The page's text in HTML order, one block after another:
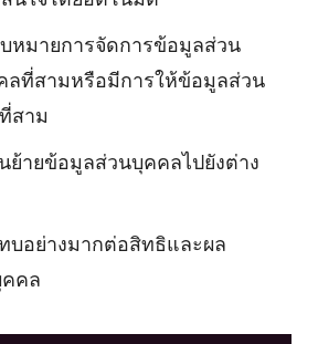
มายการจัดการข้อมูลส่วน
ที่สามหรือมีการให้ข้อมูลส่วน
สาม
ายข้อมูลส่วนบุคคลไปยังต่าง
อย่างมากต่อสิทธิและผล
คล